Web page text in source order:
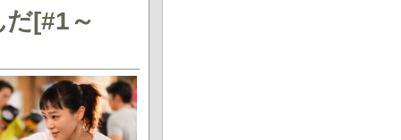
[#1～